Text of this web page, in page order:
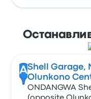
AShell Garage,
Olunkono
ONDANGWA